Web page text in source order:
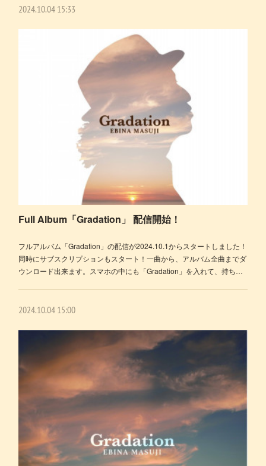
2024.10.04 15:33
Full Album「Gradation」 配信開始！
フルアルバム「Gradation」の配信が2024.10.1からスタートしました！
同時にサブスクリプションもスタート！一曲から、アルバム全曲までダ
ウンロード出来ます。スマホの中にも「Gradation」を入れて、持ち…
2024.10.04 15:00